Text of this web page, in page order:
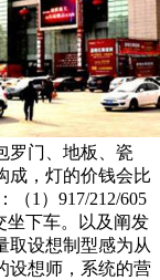
罗门、地板、瓷
成，灯的价钱会比
（1）917/212/605
坐下车。以及阐发
取设想制型感为从
设想师，系统的营